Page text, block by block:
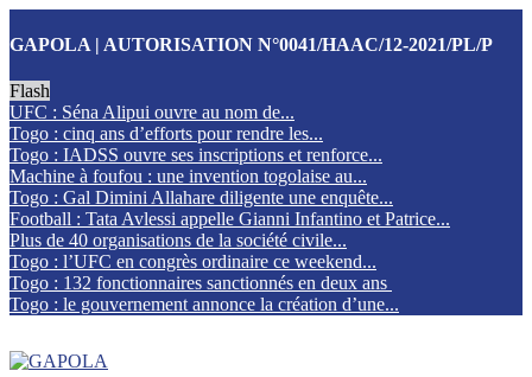
GAPOLA | AUTORISATION N°0041/HAAC/12-2021/PL/P
Flash
UFC : Séna Alipui ouvre au nom de...
Togo : cinq ans d’efforts pour rendre les...
Togo : IADSS ouvre ses inscriptions et renforce...
Machine à foufou : une invention togolaise au...
Togo : Gal Dimini Allahare diligente une enquête...
Football : Tata Avlessi appelle Gianni Infantino et Patrice...
Plus de 40 organisations de la société civile...
Togo : l’UFC en congrès ordinaire ce weekend...
Togo : 132 fonctionnaires sanctionnés en deux ans
Togo : le gouvernement annonce la création d’une...